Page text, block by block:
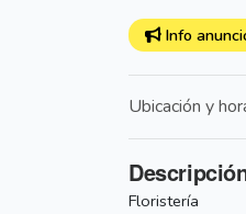
Info
Ubicación y
Floristería